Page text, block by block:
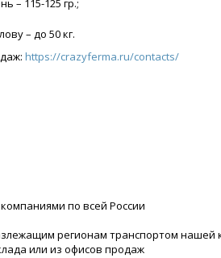
– до 50 кг.
https://crazyferma.ru/contacts/
по всей России
регионам транспортом нашей
или из офисов продаж